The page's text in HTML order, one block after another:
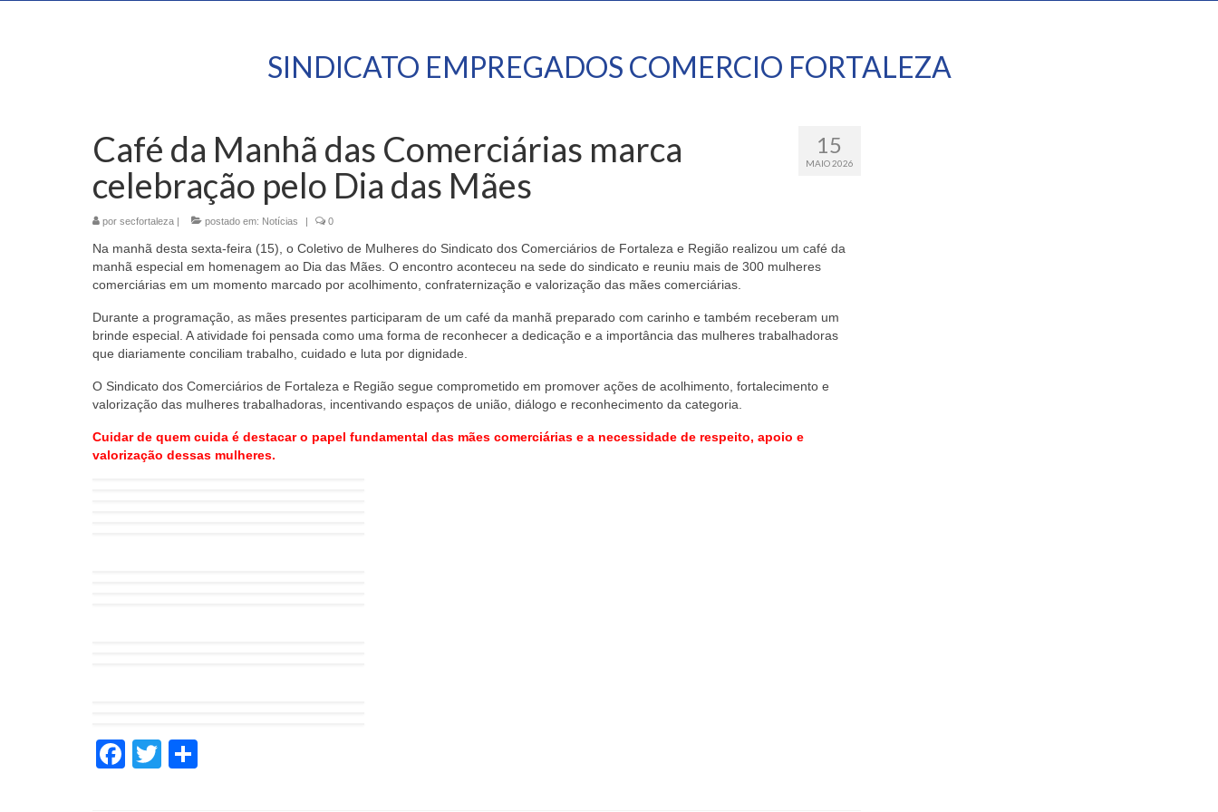
SINDICATO EMPREGADOS COMERCIO FORTALEZA
15
MAIO 2026
Café da Manhã das Comerciárias marca
celebração pelo Dia das Mães
por secfortaleza | postado em: Notícias | 0
Na manhã desta sexta-feira (15), o Coletivo de Mulheres do Sindicato dos Comerciários de Fortaleza e Região realizou um café da
manhã especial em homenagem ao Dia das Mães. O encontro aconteceu na sede do sindicato e reuniu mais de 300 mulheres
comerciárias em um momento marcado por acolhimento, confraternização e valorização das mães comerciárias.
Durante a programação, as mães presentes participaram de um café da manhã preparado com carinho e também receberam um
brinde especial. A atividade foi pensada como uma forma de reconhecer a dedicação e a importância das mulheres trabalhadoras
que diariamente conciliam trabalho, cuidado e luta por dignidade.
O Sindicato dos Comerciários de Fortaleza e Região segue comprometido em promover ações de acolhimento, fortalecimento e
valorização das mulheres trabalhadoras, incentivando espaços de união, diálogo e reconhecimento da categoria.
Cuidar de quem cuida é destacar o papel fundamental das mães comerciárias e a necessidade de respeito, apoio e
valorização dessas mulheres.
Facebook
Twitter